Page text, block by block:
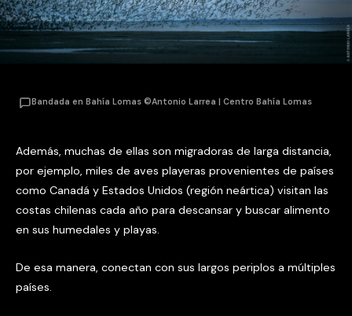
Bandada en Bahía Lomas ©Antonio Larrea | Centro Bahía Lomas
Además, muchas de ellas son migradoras de larga distancia,
por ejemplo, miles de aves playeras provenientes de países
como Canadá y Estados Unidos (región neártica) visitan las
costas chilenas cada año para descansar y buscar alimento
en sus humedales y playas.
De esa manera, conectan con sus largos periplos a múltiples
países.